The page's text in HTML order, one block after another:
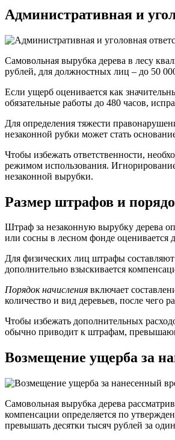
Административная и
Самовольная вырубка дерева в лесу
рублей, для должностных лиц – до 50
Если ущерб оценивается как
обязательные работы до 480 часов,
Для определения тяжести
незаконной рубки может стать
Чтобы избежать ответственности,
режимом использования.
незаконной вырубки.
Размер штрафов и
Штраф за незаконную вырубку дерева
или сосны в лесном фонде оценивается
Для физических лиц штрафы
дополнительно взыскивается
Порядок начисления включает
количество и вид деревьев, после чего
Чтобы избежать дополнительных
обычно приводит к штрафам,
Возмещение ущерба за
Самовольная вырубка дерева
компенсации определяется по
превышать десятки тысяч рублей за